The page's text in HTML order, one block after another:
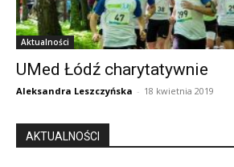
Aktualności
UMed Łódź charytatywnie
Aleksandra Leszczyńska - 18 kwietnia 2019
AKTUALNOŚCI